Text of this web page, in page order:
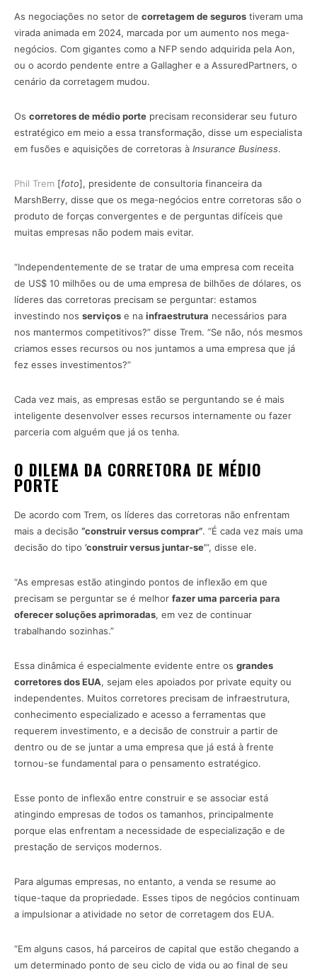
As negociações no setor de corretagem de seguros tiveram uma
virada animada em 2024, marcada por um aumento nos mega-
negócios. Com gigantes como a NFP sendo adquirida pela Aon,
ou o acordo pendente entre a Gallagher e a AssuredPartners, o
cenário da corretagem mudou.
Os corretores de médio porte precisam reconsiderar seu futuro
estratégico em meio a essa transformação, disse um especialista
em fusões e aquisições de corretoras à Insurance Business.
Phil Trem [foto], presidente de consultoria financeira da
MarshBerry, disse que os mega-negócios entre corretoras são o
produto de forças convergentes e de perguntas difíceis que
muitas empresas não podem mais evitar.
“Independentemente de se tratar de uma empresa com receita
de US$ 10 milhões ou de uma empresa de bilhões de dólares, os
líderes das corretoras precisam se perguntar: estamos
investindo nos serviços e na infraestrutura necessários para
nos mantermos competitivos?” disse Trem. “Se não, nós mesmos
criamos esses recursos ou nos juntamos a uma empresa que já
fez esses investimentos?”
Cada vez mais, as empresas estão se perguntando se é mais
inteligente desenvolver esses recursos internamente ou fazer
parceria com alguém que já os tenha.
O DILEMA DA CORRETORA DE MÉDIO
PORTE
De acordo com Trem, os líderes das corretoras não enfrentam
mais a decisão “construir versus comprar”. “É cada vez mais uma
decisão do tipo ’construir versus juntar-se’”, disse ele.
“As empresas estão atingindo pontos de inflexão em que
precisam se perguntar se é melhor fazer uma parceria para
oferecer soluções aprimoradas, em vez de continuar
trabalhando sozinhas.”
Essa dinâmica é especialmente evidente entre os grandes
corretores dos EUA, sejam eles apoiados por private equity ou
independentes. Muitos corretores precisam de infraestrutura,
conhecimento especializado e acesso a ferramentas que
requerem investimento, e a decisão de construir a partir de
dentro ou de se juntar a uma empresa que já está à frente
tornou-se fundamental para o pensamento estratégico.
Esse ponto de inflexão entre construir e se associar está
atingindo empresas de todos os tamanhos, principalmente
porque elas enfrentam a necessidade de especialização e de
prestação de serviços modernos.
Para algumas empresas, no entanto, a venda se resume ao
tique-taque da propriedade. Esses tipos de negócios continuam
a impulsionar a atividade no setor de corretagem dos EUA.
“Em alguns casos, há parceiros de capital que estão chegando a
um determinado ponto de seu ciclo de vida ou ao final de seu